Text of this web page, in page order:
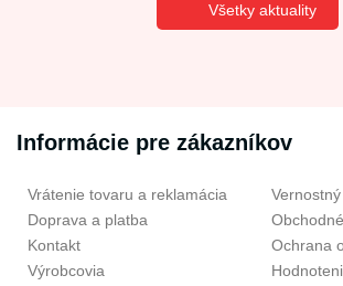
Všetky aktuality
Informácie pre zákazníkov
Vrátenie tovaru a reklamácia
Doprava a platba
Kontakt
Výrobcovia
Ochrana